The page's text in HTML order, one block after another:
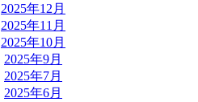
2025年12月
2025年11月
2025年10月
2025年9月
2025年7月
2025年6月